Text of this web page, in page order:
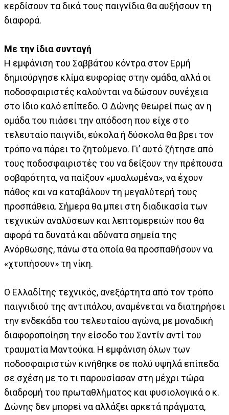
κερδίσουν τα δικά τους παιγνίδια θα αυξήσουν τη
διαφορά.
Με την ίδια συνταγή
Η εμφάνιση του Σαββάτου κόντρα στον Ερμή
δημιούργησε κλίμα ευφορίας στην ομάδα, αλλά οι
ποδοσφαιριστές καλούνται να δώσουν συνέχεια
στο ίδιο καλό επίπεδο. Ο Δώνης θεωρεί πως αν η
ομάδα του πιάσει την απόδοση που είχε στο
τελευταίο παιγνίδι, εύκολα ή δύσκολα θα βρει τον
τρόπο να πάρει το ζητούμενο. Γι’ αυτό ζήτησε από
τους ποδοσφαιριστές του να δείξουν την πρέπουσα
σοβαρότητα, να παίξουν «μυαλωμένα», να έχουν
πάθος και να καταβάλουν τη μεγαλύτερή τους
προσπάθεια. Σήμερα θα μπει στη διαδικασία των
τεχνικών αναλύσεων και λεπτομερειών που θα
αφορά τα δυνατά και αδύνατα σημεία της
Ανόρθωσης, πάνω στα οποία θα προσπαθήσουν να
«χτυπήσουν» τη νίκη.
Ο Ελλαδίτης τεχνικός, ανεξάρτητα από τον τρόπο
παιγνιδιού της αντιπάλου, αναμένεται να διατηρήσει
την ενδεκάδα του τελευταίου αγώνα, με μοναδική
διαφοροποίηση την είσοδο του Σαντίν αντί του
τραυματία Μαντούκα. Η εμφάνιση όλων των
ποδοσφαιριστών κινήθηκε σε πολύ υψηλά επίπεδα
σε σχέση με το τι παρουσίασαν στη μέχρι τώρα
διαδρομή του πρωταθλήματος και φυσιολογικά ο κ.
Δώνης δεν μπορεί να αλλάξει αρκετά πράγματα,